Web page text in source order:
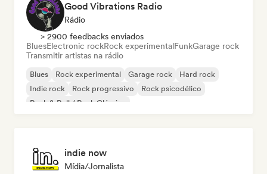
Good Vibrations Radio
Rádio
> 2900 feedbacks enviados
BluesElectronic rockRock experimentalFunkGarage rock
Transmitir artistas na rádio
Blues Rock experimental Garage rock
Hard rock
Indie rock
Rock progressivo
Rock psicodélico
Rock & Roll / Rock Clássico
indie now
Mídia/Jornalista